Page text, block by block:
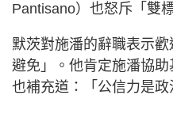
Pantisano）也怒斥「雙
默茨對施潘的辭職表示
避免」。他肯定施潘協
也補充道：「公信力是政